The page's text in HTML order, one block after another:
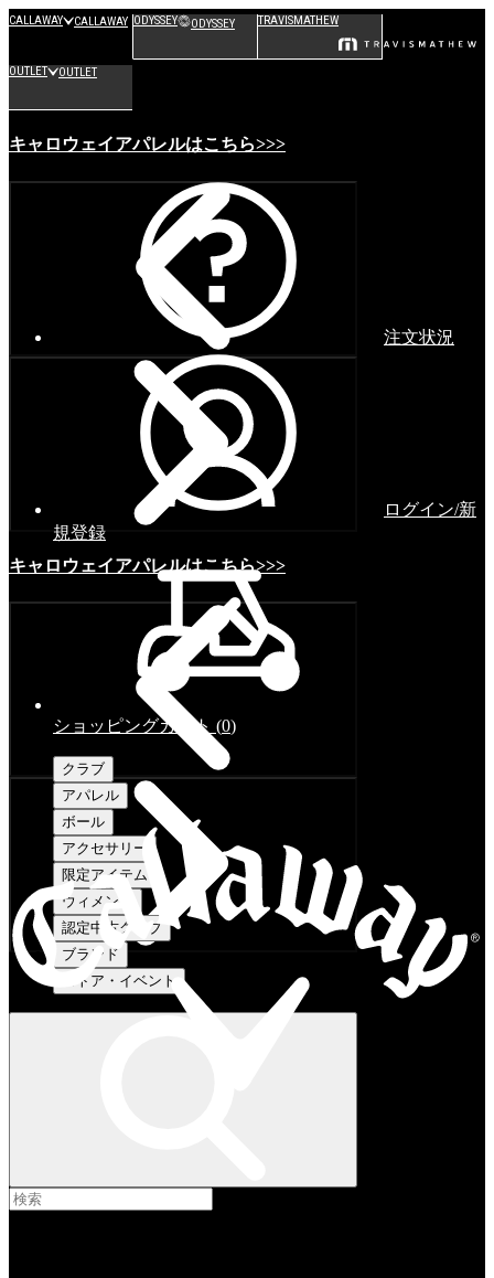
CALLAWAY CALLAWAY ODYSSEY ODYSSEY TRAVISMATHEW
OUTLET OUTLET
キャロウェイアパレルはこちら>>>
キャロウェイアパレルはこちら>>>
注文状況
ログイン/新
規登録
ショッピングカート (0)
クラブ
アパレル
ボール
アクセサリー
限定アイテム
ウィメンズ
認定中古クラブ
ブランド
ストア・イベント